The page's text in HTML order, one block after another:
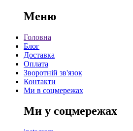
Меню
Головна
Блог
Доставка
Оплата
Зворотній зв'язок
Контакти
Ми в соцмережах
Ми у соцмережах